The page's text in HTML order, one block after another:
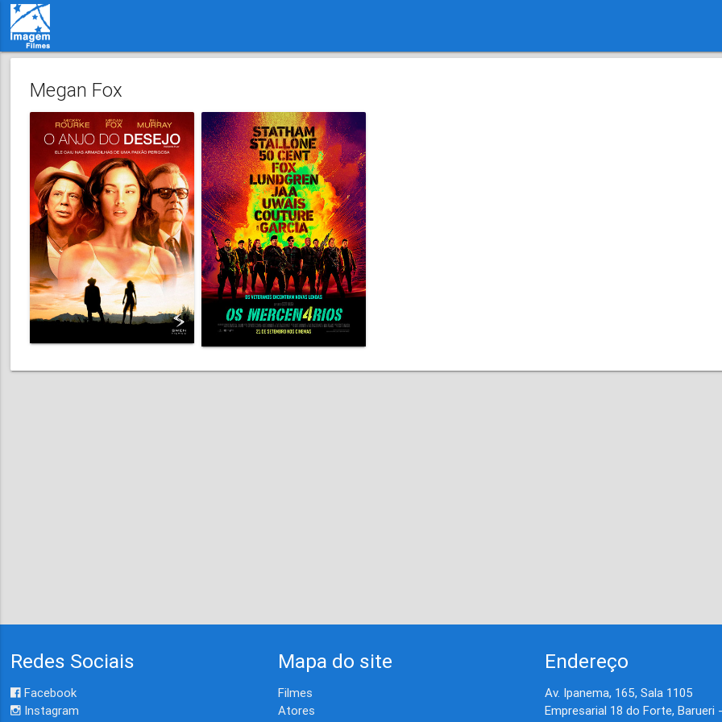
Megan Fox
Redes Sociais
Facebook
Instagram
Mapa do site
Filmes
Atores
Endereço
Av. Ipanema, 165, Sala 1105
Empresarial 18 do Forte, Barueri